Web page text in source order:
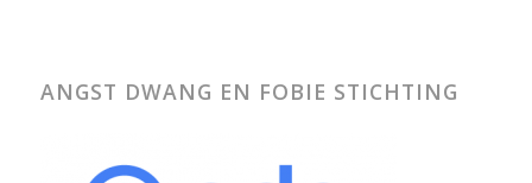
ANGST DWANG EN FOBIE STICHTING